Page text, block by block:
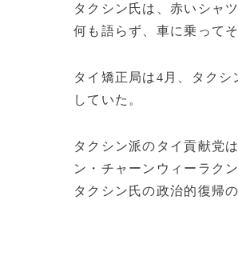
タクシン氏は、赤いシャ
何も語らず、車に乗って
タイ矯正局は4月、タク
していた。
タクシン派のタイ貢献党
ン・チャーンウィーラク
タクシン氏の政治的復帰